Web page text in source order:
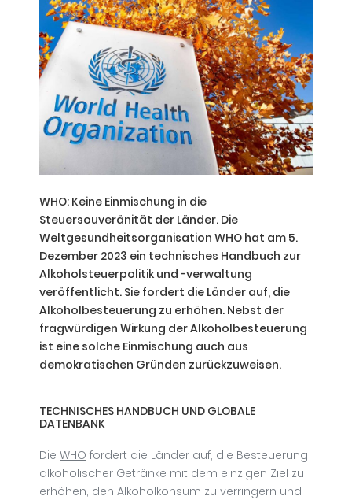
WHO: Keine Einmischung in die
Steuersouveränität der Länder. Die
Weltgesundheitsorganisation WHO hat am 5.
Dezember 2023 ein technisches Handbuch zur
Alkoholsteuerpolitik und -verwaltung
veröffentlicht. Sie fordert die Länder auf, die
Alkoholbesteuerung zu erhöhen. Nebst der
fragwürdigen Wirkung der Alkoholbesteuerung
ist eine solche Einmischung auch aus
demokratischen Gründen zurückzuweisen.
TECHNISCHES HANDBUCH UND GLOBALE
DATENBANK
Die WHO fordert die Länder auf, die Besteuerung
alkoholischer Getränke mit dem einzigen Ziel zu
erhöhen, den Alkoholkonsum zu verringern und